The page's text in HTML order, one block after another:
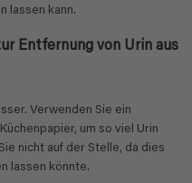
lassen kann.
Entfernung von Urin aus
Verwenden Sie ein
um so viel Urin
nicht auf der Stelle, da dies
lassen könnte.